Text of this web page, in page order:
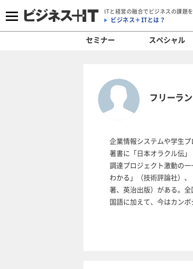
ITと経営の融合でビジネスの課題
ビジネス＋ITとは？
セミナー スペシャル
フリーラ
企業情報システムや学生
著書に「日本オラクル伝
調達プロジェクト激動の
わかる」（技術評論社）
著、英治出版）がある。
国語に加えて、今はカンボ